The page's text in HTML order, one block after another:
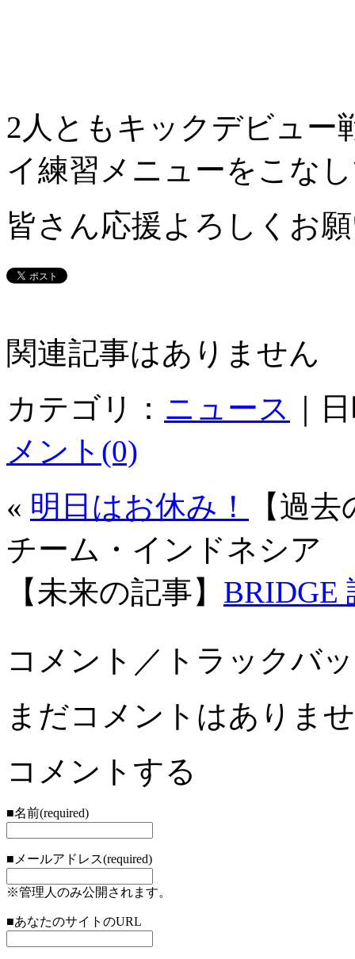
2人ともキックデビュー
イ練習メニューをこな
皆さん応援よろしくお
関連記事はありません
カテゴリ： ニュース
｜
メント(0)
« 明日はお休み！
【過
チーム・インドネシア
【未来の記事】 BRIDGE
コメント／トラックバ
まだコメントはありま
コメントする
■名前(required)
■メールアドレス(required)
※管理人のみ公開されます。
■あなたのサイトのURL